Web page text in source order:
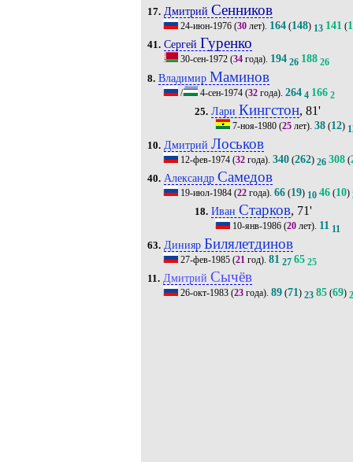
17. Дмитрий Сенников
24-июн-1976(30лет). 164(148) 13 141(
41. Сергей Гуренко
30-сен-1972(34года). 194 26 188 26
8. Владимир Маминов
/ 4-сен-1974(32года). 264 4 166 2
25. Лари Кингстон, 81'
7-ноя-1980 (25 лет).38 (12)
10. Дмитрий Лоськов
12-фев-1974(32года). 340(262) 26 308(
40. Александр Самедов
19-июл-1984(22года). 66(19) 10 46(10)
18. Иван Старков, 71'
10-янв-1986 (20 лет). 11 11
63. Динияр Билялетдинов
27-фев-1985(21 год). 81 27 65 25
11. Дмитрий Сычёв
26-окт-1983(23года). 89(71) 23 85(69)